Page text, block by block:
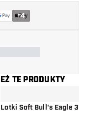
+4
TE PRODUKTY
Lotki Soft Bull's Eagle 3